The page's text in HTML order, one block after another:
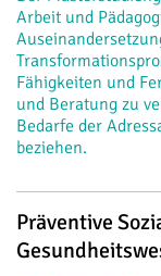
Arbeit und
Fähigkeiten und
und Beratung zu
Bedarfe der
beziehen.
Präventive